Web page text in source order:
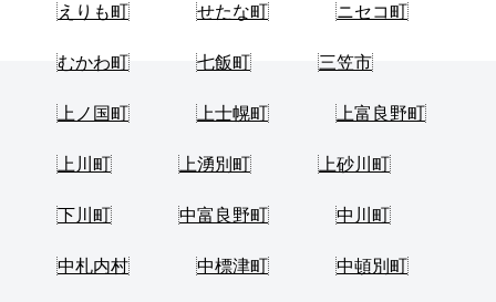
えりも町 せたな町 ニセコ町
むかわ町 七飯町 三笠市
上ノ国町 上士幌町 上富良野町
上川町 上湧別町 上砂川町
下川町 中富良野町 中川町
中札内村 中標津町 中頓別町